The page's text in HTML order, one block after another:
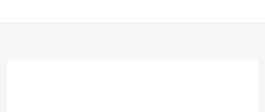
ý